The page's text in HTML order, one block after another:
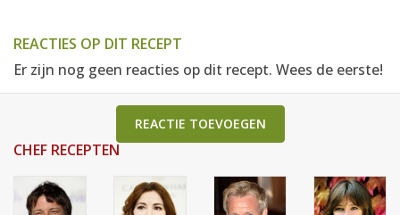
REACTIES OP DIT RECEPT
Er zijn nog geen reacties op dit recept. Wees de eerste!
REACTIE TOEVOEGEN
CHEF RECEPTEN